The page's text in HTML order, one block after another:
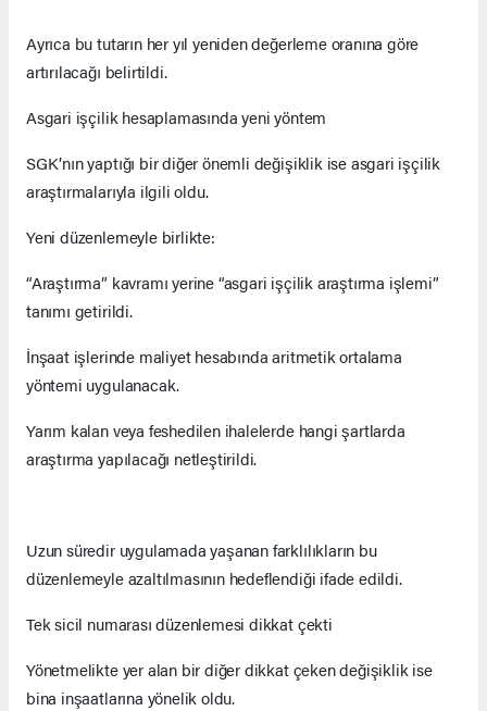
Ayrıca bu tutarın her yıl yeniden değerleme oranına göre
artırılacağı belirtildi.
Asgari işçilik hesaplamasında yeni yöntem
SGK’nın yaptığı bir diğer önemli değişiklik ise asgari işçilik
araştırmalarıyla ilgili oldu.
Yeni düzenlemeyle birlikte:
“Araştırma” kavramı yerine “asgari işçilik araştırma işlemi”
tanımı getirildi.
İnşaat işlerinde maliyet hesabında aritmetik ortalama
yöntemi uygulanacak.
Yarım kalan veya feshedilen ihalelerde hangi şartlarda
araştırma yapılacağı netleştirildi.
Uzun süredir uygulamada yaşanan farklılıkların bu
düzenlemeyle azaltılmasının hedeflendiği ifade edildi.
Tek sicil numarası düzenlemesi dikkat çekti
Yönetmelikte yer alan bir diğer dikkat çeken değişiklik ise
bina inşaatlarına yönelik oldu.